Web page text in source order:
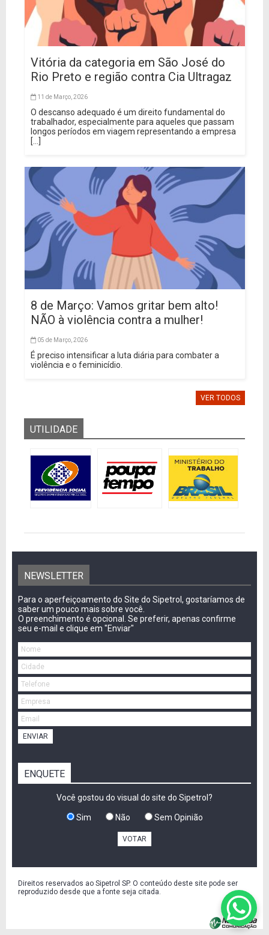
Vitória da categoria em São José do
Rio Preto e região contra Cia Ultragaz
11 de Março, 2026
O descanso adequado é um direito fundamental do
trabalhador, especialmente para aqueles que passam
longos períodos em viagem representando a empresa
[...]
8 de Março: Vamos gritar bem alto!
NÃO à violência contra a mulher!
05 de Março, 2026
É preciso intensificar a luta diária para combater a
violência e o feminicídio.
VER TODOS
UTILIDADE
NEWSLETTER
Para o aperfeiçoamento do Site do Sipetrol, gostaríamos de
saber um pouco mais sobre você.
O preenchimento é opcional. Se preferir, apenas confirme
seu e-mail e clique em "Enviar"
ENVIAR
ENQUETE
Você gostou do visual do site do Sipetrol?
Sim Não Sem Opinião
VOTAR
Direitos reservados ao Sipetrol SP. O conteúdo deste site pode ser
reproduzido desde que a fonte seja citada.